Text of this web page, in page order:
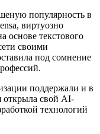
популярность в
виртуозно
основе текстового
своими
под сомнение
поддержали и в
открыла свой AI-
технологий